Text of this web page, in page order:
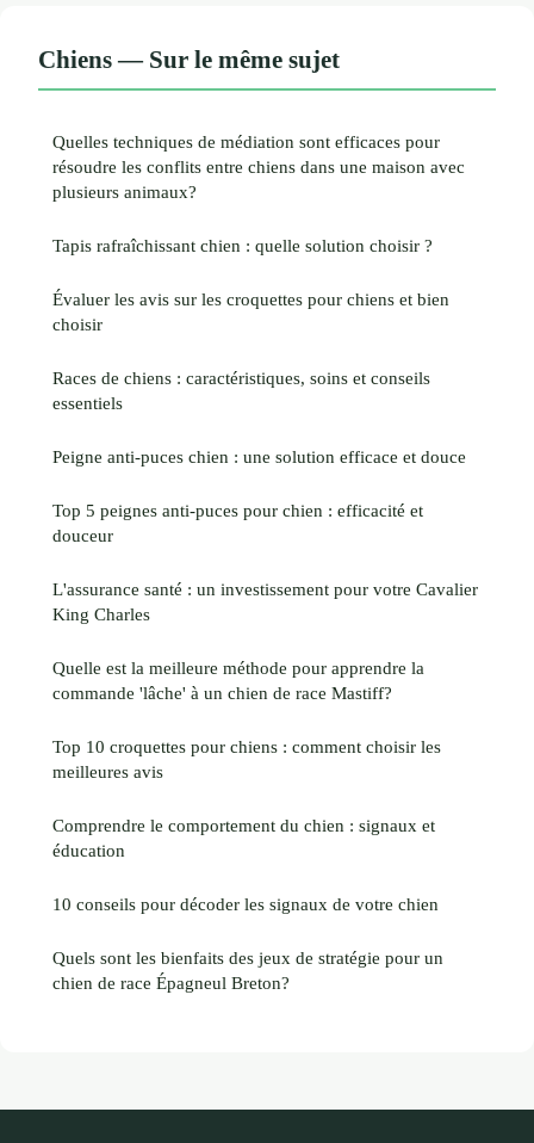
Chiens — Sur le même sujet
Quelles techniques de médiation sont efficaces pour
résoudre les conflits entre chiens dans une maison avec
plusieurs animaux?
Tapis rafraîchissant chien : quelle solution choisir ?
Évaluer les avis sur les croquettes pour chiens et bien
choisir
Races de chiens : caractéristiques, soins et conseils
essentiels
Peigne anti-puces chien : une solution efficace et douce
Top 5 peignes anti-puces pour chien : efficacité et
douceur
L'assurance santé : un investissement pour votre Cavalier
King Charles
Quelle est la meilleure méthode pour apprendre la
commande 'lâche' à un chien de race Mastiff?
Top 10 croquettes pour chiens : comment choisir les
meilleures avis
Comprendre le comportement du chien : signaux et
éducation
10 conseils pour décoder les signaux de votre chien
Quels sont les bienfaits des jeux de stratégie pour un
chien de race Épagneul Breton?